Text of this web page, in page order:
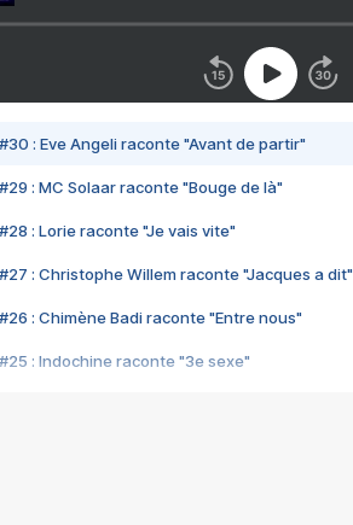
#30 : Eve Angeli raconte "Avant de partir"
#29 : MC Solaar raconte "Bouge de là"
#28 : Lorie raconte "Je vais vite"
#27 : Christophe Willem raconte "Jacques a dit"
#26 : Chimène Badi raconte "Entre nous"
#25 : Indochine raconte "3e sexe"